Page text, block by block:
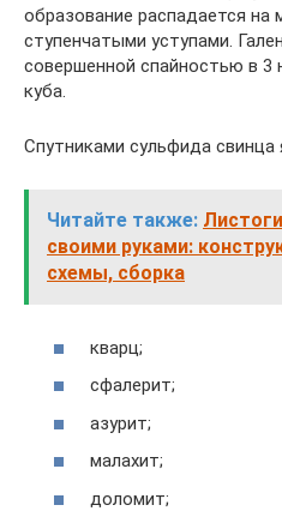
образование распадается на
ступенчатыми уступами.
совершенной спайностью в 3
куба.
Спутниками сульфида
Читайте также:
своими руками:
схемы, сборка
кварц;
сфалерит;
азурит;
малахит;
доломит;